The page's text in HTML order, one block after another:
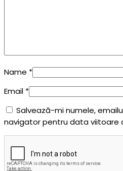
Name *
Email *
Salvează-mi numele,
navigator pentru data viitoare